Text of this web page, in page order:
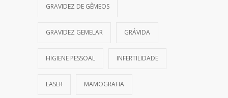
GRAVIDEZ DE GÊMEOS
GRAVIDEZ GEMELAR GRÁVIDA
HIGIENE PESSOAL INFERTILIDADE
LASER MAMOGRAFIA